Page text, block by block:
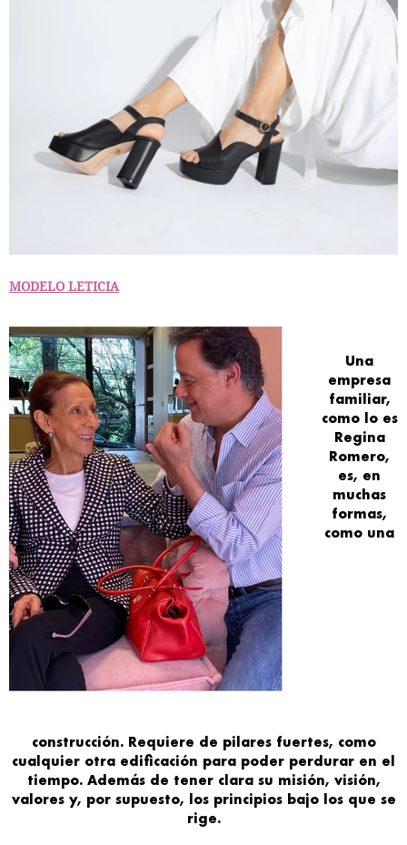
MODELO LETICIA
Una
empresa
familiar,
como lo es
Regina
Romero,
es, en
muchas
formas,
como una
construcción. Requiere de pilares fuertes, como
cualquier otra edificación para poder perdurar en el
tiempo. Además de tener clara su misión, visión,
valoresy, por supuesto, los principios bajo los que se
rige.